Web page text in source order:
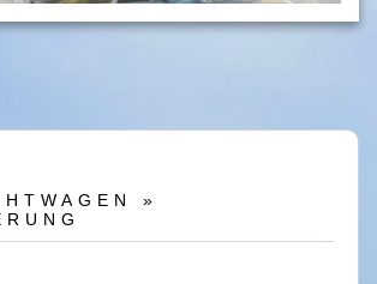
Unfallreparatur
und Bringdienst
»